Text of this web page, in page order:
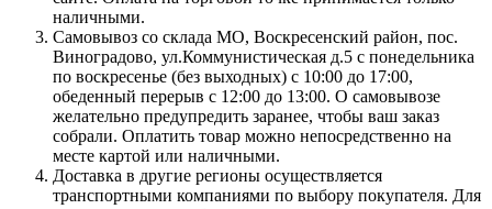
наличными.
Самовывоз со склада МО, Воскресенский район, пос.
Виноградово, ул.Коммунистическая д.5 с понедельника
по воскресенье (без выходных) с 10:00 до 17:00,
обеденный перерыв с 12:00 до 13:00. О самовывозе
желательно предупредить заранее, чтобы ваш заказ
собрали. Оплатить товар можно непосредственно на
месте картой или наличными.
Доставка в другие регионы осуществляется
транспортными компаниями по выбору покупателя. Для